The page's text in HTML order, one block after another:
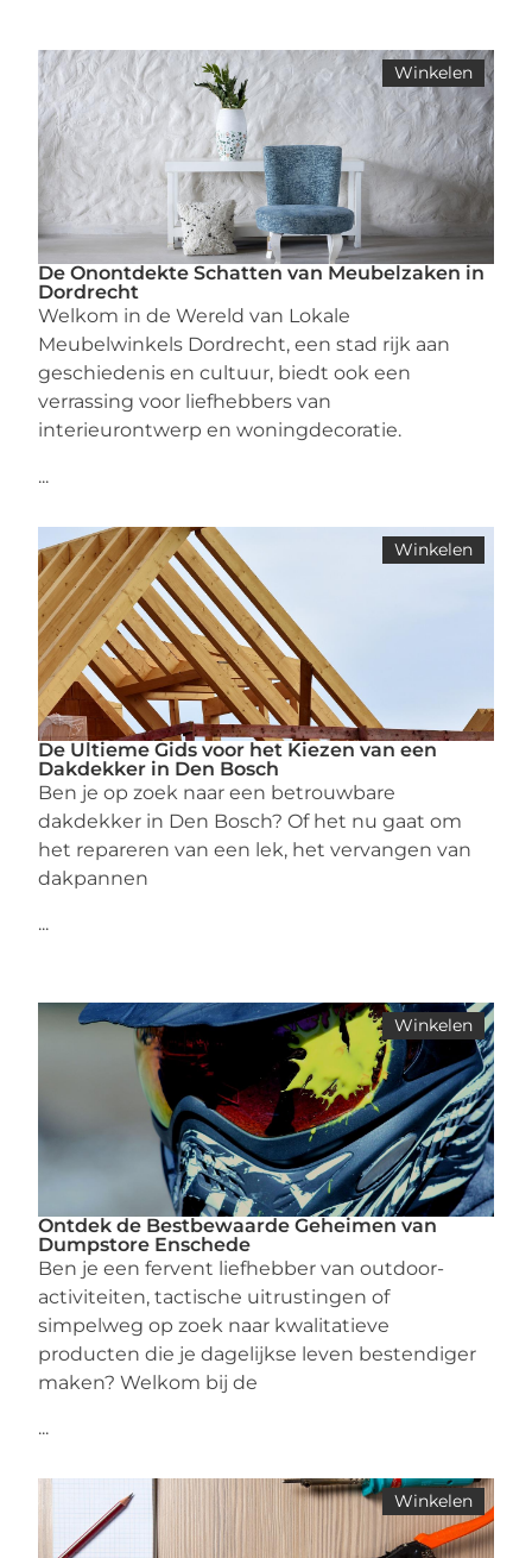
Winkelen
De Onontdekte Schatten van Meubelzaken in
Dordrecht
Welkom in de Wereld van Lokale
Meubelwinkels Dordrecht, een stad rijk aan
geschiedenis en cultuur, biedt ook een
verrassing voor liefhebbers van
interieurontwerp en woningdecoratie.
...
Winkelen
De Ultieme Gids voor het Kiezen van een
Dakdekker in Den Bosch
Ben je op zoek naar een betrouwbare
dakdekker in Den Bosch? Of het nu gaat om
het repareren van een lek, het vervangen van
dakpannen
...
Winkelen
Ontdek de Bestbewaarde Geheimen van
Dumpstore Enschede
Ben je een fervent liefhebber van outdoor-
activiteiten, tactische uitrustingen of
simpelweg op zoek naar kwalitatieve
producten die je dagelijkse leven bestendiger
maken? Welkom bij de
...
Winkelen